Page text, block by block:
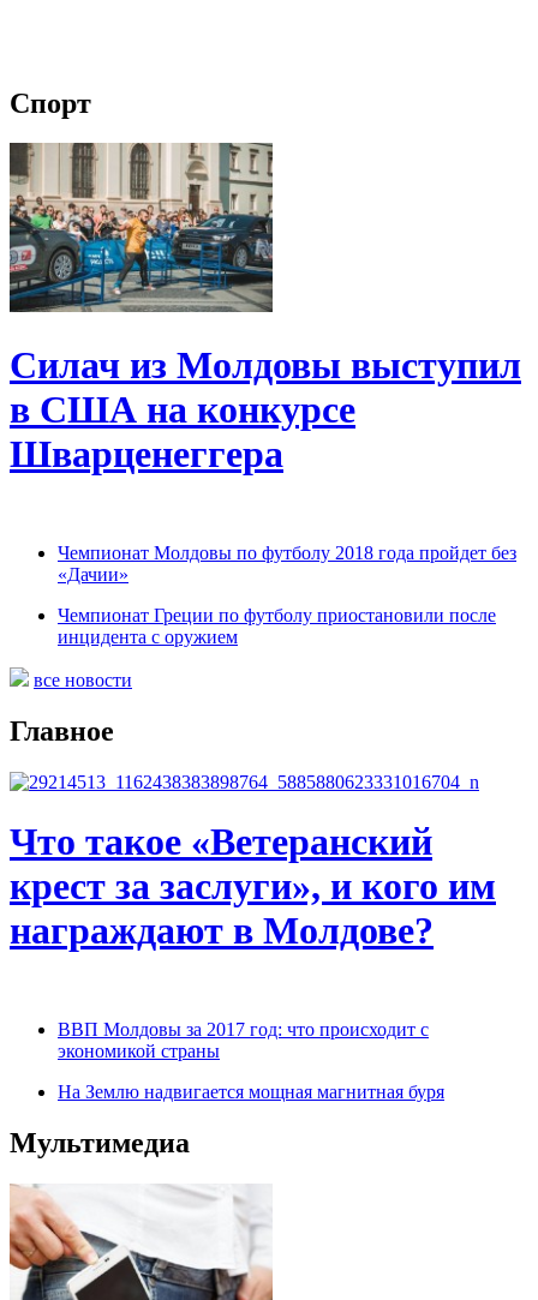
Спорт
Силач из Молдовы выступил
в США на конкурсе
Шварценеггера
Чемпионат Молдовы по футболу 2018 года пройдет без
«Дачии»
Чемпионат Греции по футболу приостановили после
инцидента с оружием
все новости
Главное
Что такое «Ветеранский
крест за заслуги», и кого им
награждают в Молдове?
ВВП Молдовы за 2017 год: что происходит с
экономикой страны
На Землю надвигается мощная магнитная буря
Мультимедиа